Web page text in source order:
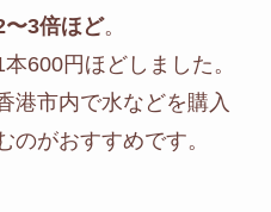
3倍ほど。
600円ほどしました。
港市内で水などを購入
のがおすすめです。